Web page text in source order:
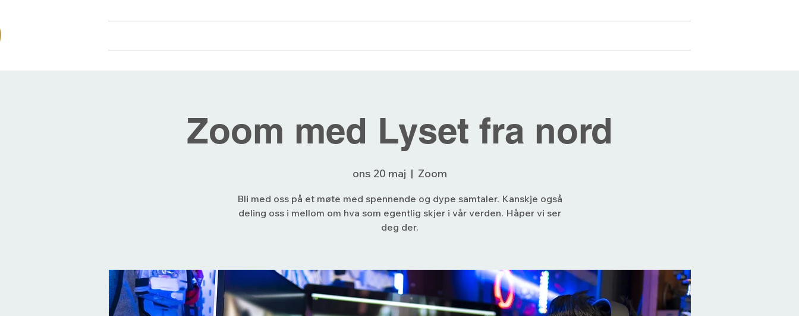
Zoom med Lyset fra nord
ons 20 maj
  |
Zoom
Bli med oss på et møte med spennende og dype samtaler. Kanskje også
deling oss i mellom om hva som egentlig skjer i vår verden. Håper vi ser
deg der.